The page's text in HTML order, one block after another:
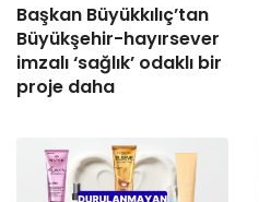
Başkan Büyükkılıç’tan
Büyükşehir-hayırsever
imzalı ‘sağlık’ odaklı bir
proje daha